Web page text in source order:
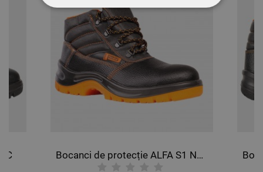
Bocanci de protecție ALFA S1 NEOS SRC
STRICT NECESARE
DE PERFORMANȚĂ
DE TARGETARE
DE FUNCŢIONALITATE